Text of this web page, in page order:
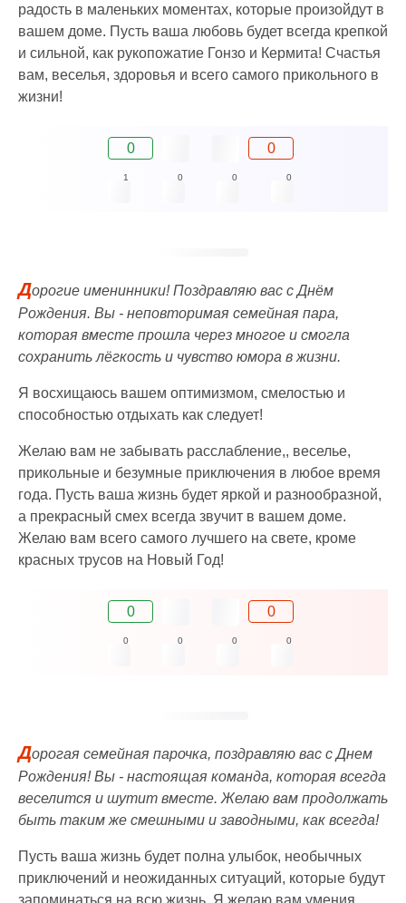
радость в маленьких моментах, которые произойдут в
вашем доме. Пусть ваша любовь будет всегда крепкой
и сильной, как рукопожатие Гонзо и Кермита! Счастья
вам, веселья, здоровья и всего самого прикольного в
жизни!
0 0
1 0 0 0
Дорогие именинники! Поздравляю вас с Днём
Рождения. Вы - неповторимая семейная пара,
которая вместе прошла через многое и смогла
сохранить лёгкость и чувство юмора в жизни.
Я восхищаюсь вашем оптимизмом, смелостью и
способностью отдыхать как следует!
Желаю вам не забывать расслабление,, веселье,
прикольные и безумные приключения в любое время
года. Пусть ваша жизнь будет яркой и разнообразной,
а прекрасный смех всегда звучит в вашем доме.
Желаю вам всего самого лучшего на свете, кроме
красных трусов на Новый Год!
0 0
0 0 0 0
Дорогая семейная парочка, поздравляю вас с Днем
Рождения! Вы - настоящая команда, которая всегда
веселится и шутит вместе. Желаю вам продолжать
быть таким же смешными и заводными, как всегда!
Пусть ваша жизнь будет полна улыбок, необычных
приключений и неожиданных ситуаций, которые будут
запоминаться на всю жизнь. Я желаю вам умения